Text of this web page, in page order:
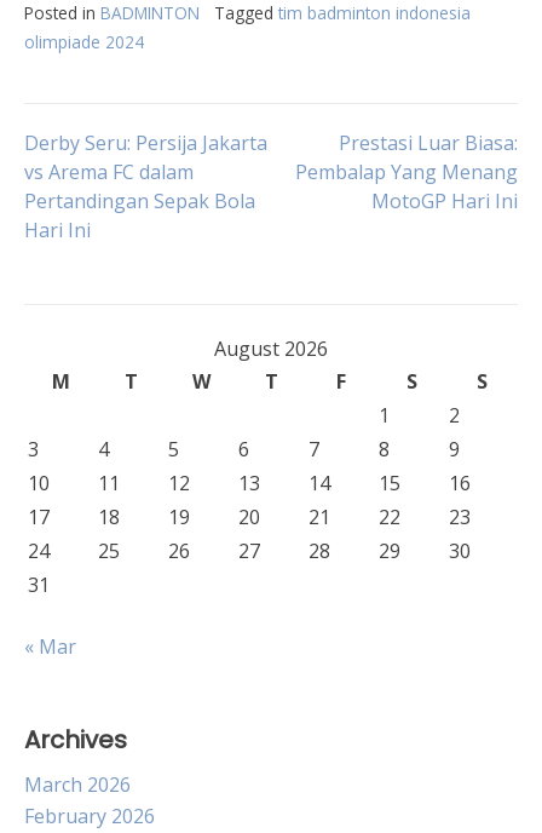
Posted in BADMINTON Tagged tim badminton indonesia
olimpiade 2024
Post
navigation
Derby Seru: Persija Jakarta
vs Arema FC dalam
Pertandingan Sepak Bola
Hari Ini
Prestasi Luar Biasa:
Pembalap Yang Menang
MotoGP Hari Ini
August 2026
M
T W T F S
S
1
2
3
4 5 6 7 8
9
10
11 12 13 14 15
16
17
18 19 20 21 22
23
24
25 26 27 28 29
30
31
« Mar
Archives
March 2026
February 2026